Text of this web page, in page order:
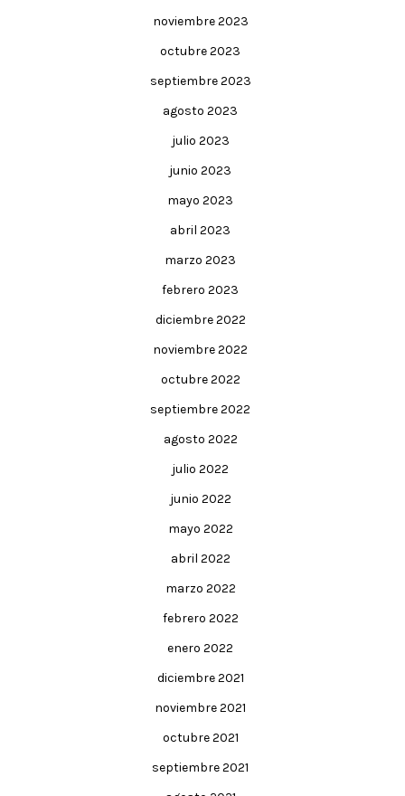
noviembre 2023
octubre 2023
septiembre 2023
agosto 2023
julio 2023
junio 2023
mayo 2023
abril 2023
marzo 2023
febrero 2023
diciembre 2022
noviembre 2022
octubre 2022
septiembre 2022
agosto 2022
julio 2022
junio 2022
mayo 2022
abril 2022
marzo 2022
febrero 2022
enero 2022
diciembre 2021
noviembre 2021
octubre 2021
septiembre 2021